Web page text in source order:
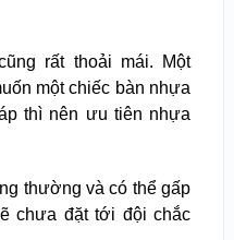
rất thoải mái. Một
một chiếc bàn nhựa
thì nên ưu tiên nhựa
thường và có thể gấp
chưa đặt tới đội chắc